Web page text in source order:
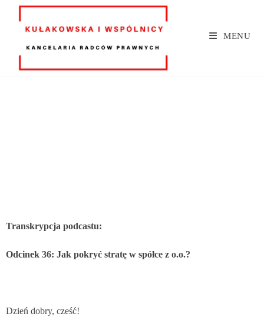
MENU
Transkrypcja podcastu:
Odcinek 36: Jak pokryć stratę w spółce z o.o.?
Dzień dobry, cześć!